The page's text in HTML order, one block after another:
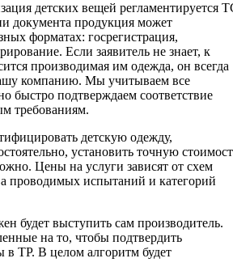
детских вещей регламентируется
документа продукция может
форматах: госрегистрация,
Если заявитель не знает, к
производимая им одежда, он всегда
компанию. Мы учитываем все
быстро подтверждаем соответствие
требованиям.
детскую одежду,
установить точную
Цены на услуги зависят от схем
проводимых испытаний и категорий
будет выступить сам производитель.
на то, чтобы подтвердить
в ТР. В целом алгоритм будет